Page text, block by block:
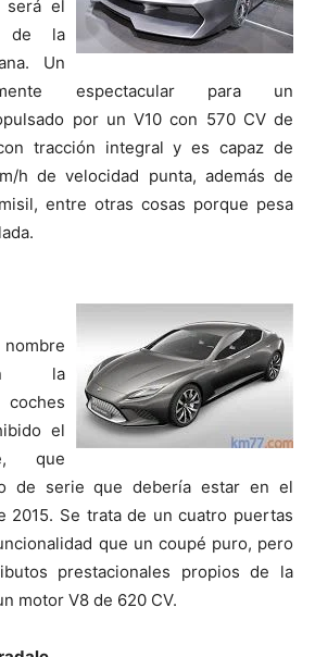
será el
de la
Un
espectacular para un
por un V10 con 570 CV de
tracción integral y es capaz de
h de velocidad punta, además de
entre otras cosas porque pesa
la
el
que
de serie que debería estar en el
2015. Se trata de un cuatro puertas
que un coupé puro, pero
prestacionales propios de la
motor V8 de 620 CV.